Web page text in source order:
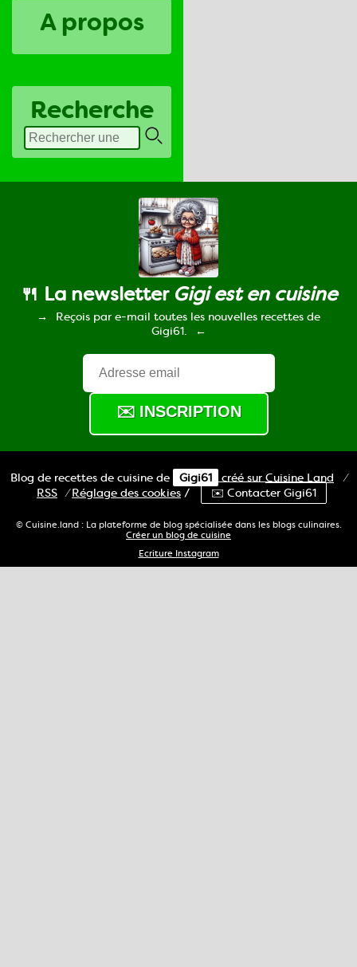
A propos
Recherche
🍴 La newsletter Gigi est en cuisine
Reçois par e-mail toutes les nouvelles recettes de
Gigi61.
Blog de recettes de cuisine de Gigi61 créé sur Cuisine Land
⁄
RSS ⁄Réglage des cookies / ✉️ Contacter Gigi61
© Cuisine.land : La plateforme de blog spécialisée dans les blogs culinaires.
Créer un blog de cuisine
Ecriture Instagram